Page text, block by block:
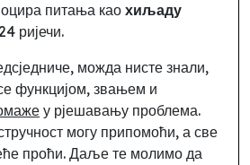
питања као хиљаду
ријечи.
можда нисте знали,
функцијом, звањем и
у рјешавању проблема.
могу припомоћи, а све
проћи. Даље те молимо да